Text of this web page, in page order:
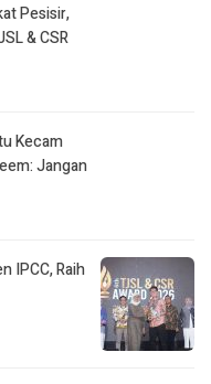
Pesisir,
& CSR
Kecam
Jangan
IPCC, Raih